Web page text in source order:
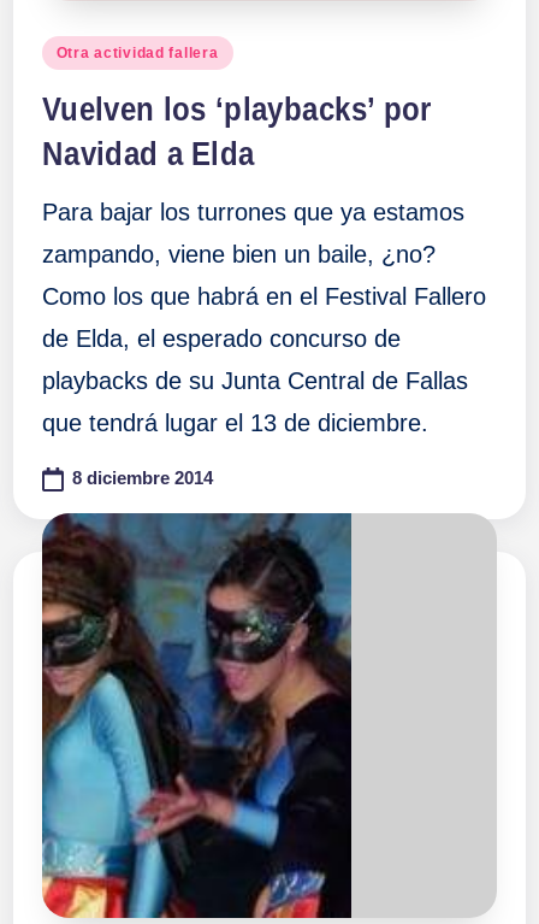
Publicado
Otra actividad fallera
Vuelven los ‘playbacks’ por
Navidad a Elda
Para bajar los turrones que ya estamos
zampando, viene bien un baile, ¿no?
Como los que habrá en el Festival Fallero
de Elda, el esperado concurso de
playbacks de su Junta Central de Fallas
que tendrá lugar el 13 de diciembre.
8 diciembre 2014